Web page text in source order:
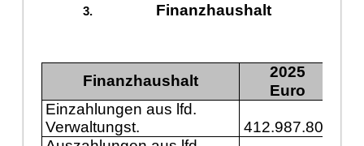
Finanzhaushalt
Finanzhaushalt
2025
Euro
Einzahlungen aus lfd.
Verwaltungst.
412.987.800